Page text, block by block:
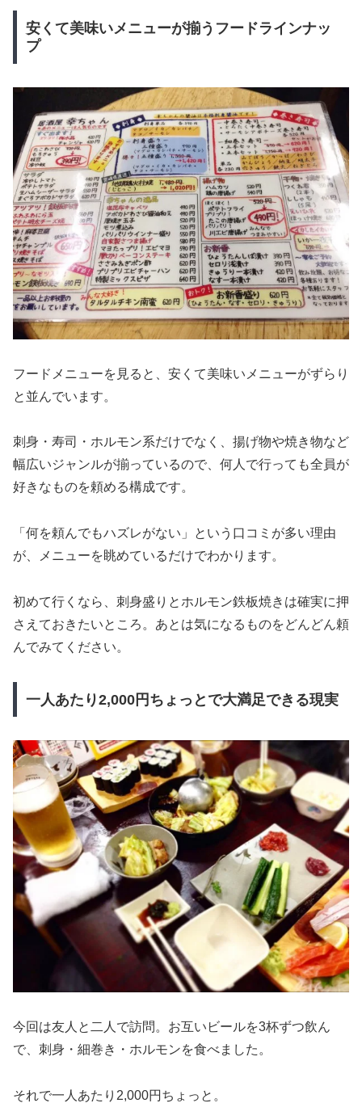
安くて美味いメニューが揃うフードラインナッ
プ
フードメニューを見ると、安くて美味いメニューがずらり
と並んでいます。
刺身・寿司・ホルモン系だけでなく、揚げ物や焼き物など
幅広いジャンルが揃っているので、何人で行っても全員が
好きなものを頼める構成です。
「何を頼んでもハズレがない」という口コミが多い理由
が、メニューを眺めているだけでわかります。
初めて行くなら、刺身盛りとホルモン鉄板焼きは確実に押
さえておきたいところ。あとは気になるものをどんどん頼
んでみてください。
一人あたり2,000円ちょっとで大満足できる現実
今回は友人と二人で訪問。お互いビールを3杯ずつ飲ん
で、刺身・細巻き・ホルモンを食べました。
それで一人あたり2,000円ちょっと。